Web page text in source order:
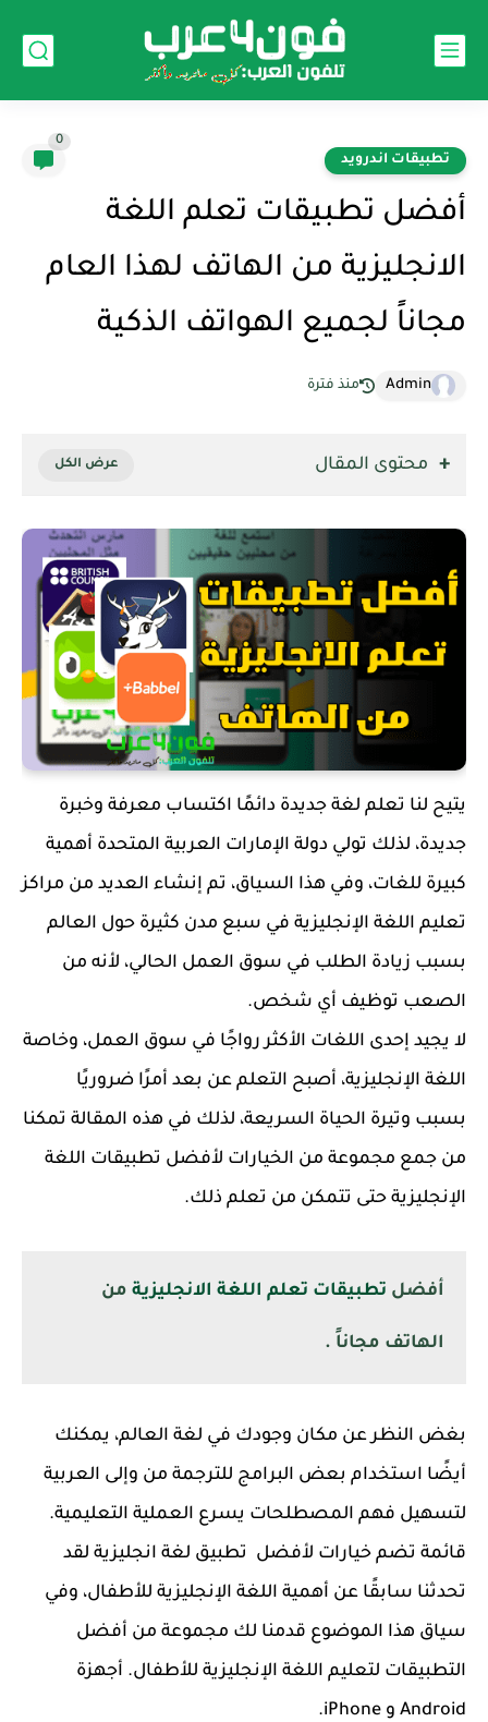
تطبيقات اندرويد
0
أفضل تطبيقات تعلم اللغة
الانجليزية من الهاتف لهذا العام
مجاناً لجميع الهواتف الذكية
Admin منذ فترة
محتوى المقال
يتيح لنا تعلم لغة جديدة دائمًا اكتساب معرفة وخبرة
جديدة، لذلك تولي دولة الإمارات العربية المتحدة أهمية
كبيرة للغات، وفي هذا السياق، تم إنشاء العديد من مراكز
تعليم اللغة الإنجليزية في سبع مدن كثيرة حول العالم
بسبب زيادة الطلب في سوق العمل الحالي، لأنه من
الصعب توظيف أي شخص.
لا يجيد إحدى اللغات الأكثر رواجًا في سوق العمل، وخاصة
اللغة الإنجليزية، أصبح التعلم عن بعد أمرًا ضروريًا
بسبب وتيرة الحياة السريعة، لذلك في هذه المقالة تمكنا
من جمع مجموعة من الخيارات لأفضل تطبيقات اللغة
الإنجليزية حتى تتمكن من تعلم ذلك.
أفضل تطبيقات تعلم اللغة الانجليزية من
الهاتف مجاناً .
بغض النظر عن مكان وجودك في لغة العالم، يمكنك
أيضًا استخدام بعض البرامج للترجمة من وإلى العربية
لتسهيل فهم المصطلحات يسرع العملية التعليمية.
قائمة تضم خيارات لأفضل تطبيق لغة انجليزية لقد
تحدثنا سابقًا عن أهمية اللغة الإنجليزية للأطفال، وفي
سياق هذا الموضوع قدمنا ​​لك مجموعة من أفضل
التطبيقات لتعليم اللغة الإنجليزية للأطفال. أجهزة
Android و iPhone.